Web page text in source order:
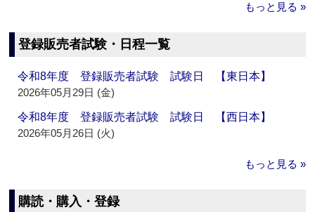
もっと見る »
登録販売者試験・日程一覧
令和8年度 登録販売者試験 試験日 【東日本】
2026年05月29日 (金)
令和8年度 登録販売者試験 試験日 【西日本】
2026年05月26日 (火)
もっと見る »
購読・購入・登録